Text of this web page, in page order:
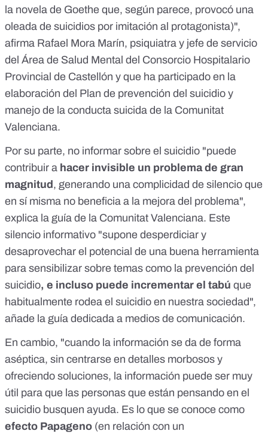
la novela de Goethe que, según parece, provocó una
oleada de suicidios por imitación al protagonista)",
afirma Rafael Mora Marín, psiquiatra y jefe de servicio
del Área de Salud Mental del Consorcio Hospitalario
Provincial de Castellón y que ha participado en la
elaboración del Plan de prevención del suicidio y
manejo de la conducta suicida de la Comunitat
Valenciana.
Por su parte, no informar sobre el suicidio "puede
contribuir a hacer invisible un problema de gran
magnitud , generando una complicidad de silencio que
en sí misma no beneficia a la mejora del problema",
explica la guía de la Comunitat Valenciana. Este
silencio informativo "supone desperdiciar y
desaprovechar el potencial de una buena herramienta
para sensibilizar sobre temas como la prevención del
suicidio, e incluso puede incrementar el tabú que
habitualmente rodea el suicidio en nuestra sociedad",
añade la guía dedicada a medios de comunicación.
En cambio, "cuando la información se da de forma
aséptica, sin centrarse en detalles morbosos y
ofreciendo soluciones, la información puede ser muy
útil para que las personas que están pensando en el
suicidio busquen ayuda. Es lo que se conoce como
efecto Papageno (en relación con un